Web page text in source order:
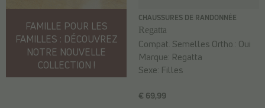
FAMILLE POUR LES
FAMILLES : DÉCOUVREZ
NOTRE NOUVELLE
COLLECTION !
CHAUSSURES DE RANDONNÉE
Regatta
€ 69,99
Compat. Semelles Ortho.: Oui
Marque: Regatta
Sexe: Filles